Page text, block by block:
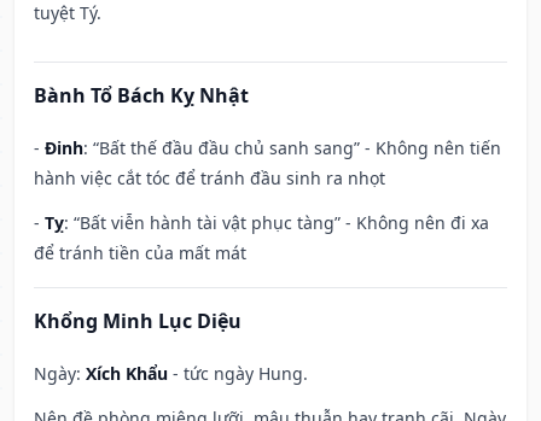
tuyệt Tý.
Bành Tổ Bách Kỵ Nhật
- Đinh: “Bất thế đầu đầu chủ sanh sang” - Không nên tiến
hành việc cắt tóc để tránh đầu sinh ra nhọt
- Tỵ: “Bất viễn hành tài vật phục tàng” - Không nên đi xa
để tránh tiền của mất mát
Khổng Minh Lục Diệu
Ngày: Xích Khẩu - tức ngày Hung.